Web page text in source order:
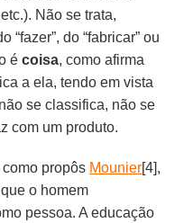
Não se trata,
“fazer”, do “fabricar” ou
écoisa, como afirma
a ela, tendo em vista
se classifica, não se
com um produto.
propôs Mounier[4],
o homem
pessoa. A educação